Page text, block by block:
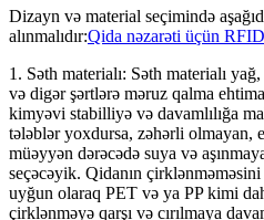
Dizayn və material seçimində
alınmalıdır:Qida nəzarəti üçün
1. Səth materialı: Səth materialı
və digər şərtlərə məruz qalma
kimyəvi stabilliyə və davamlılığa
tələblər yoxdursa, zəhərli olmayan,
müəyyən dərəcədə suya və
seçəcəyik. Qidanın
uyğun olaraq PET və ya PP kimi
çirklənməyə qarşı və cırılmaya